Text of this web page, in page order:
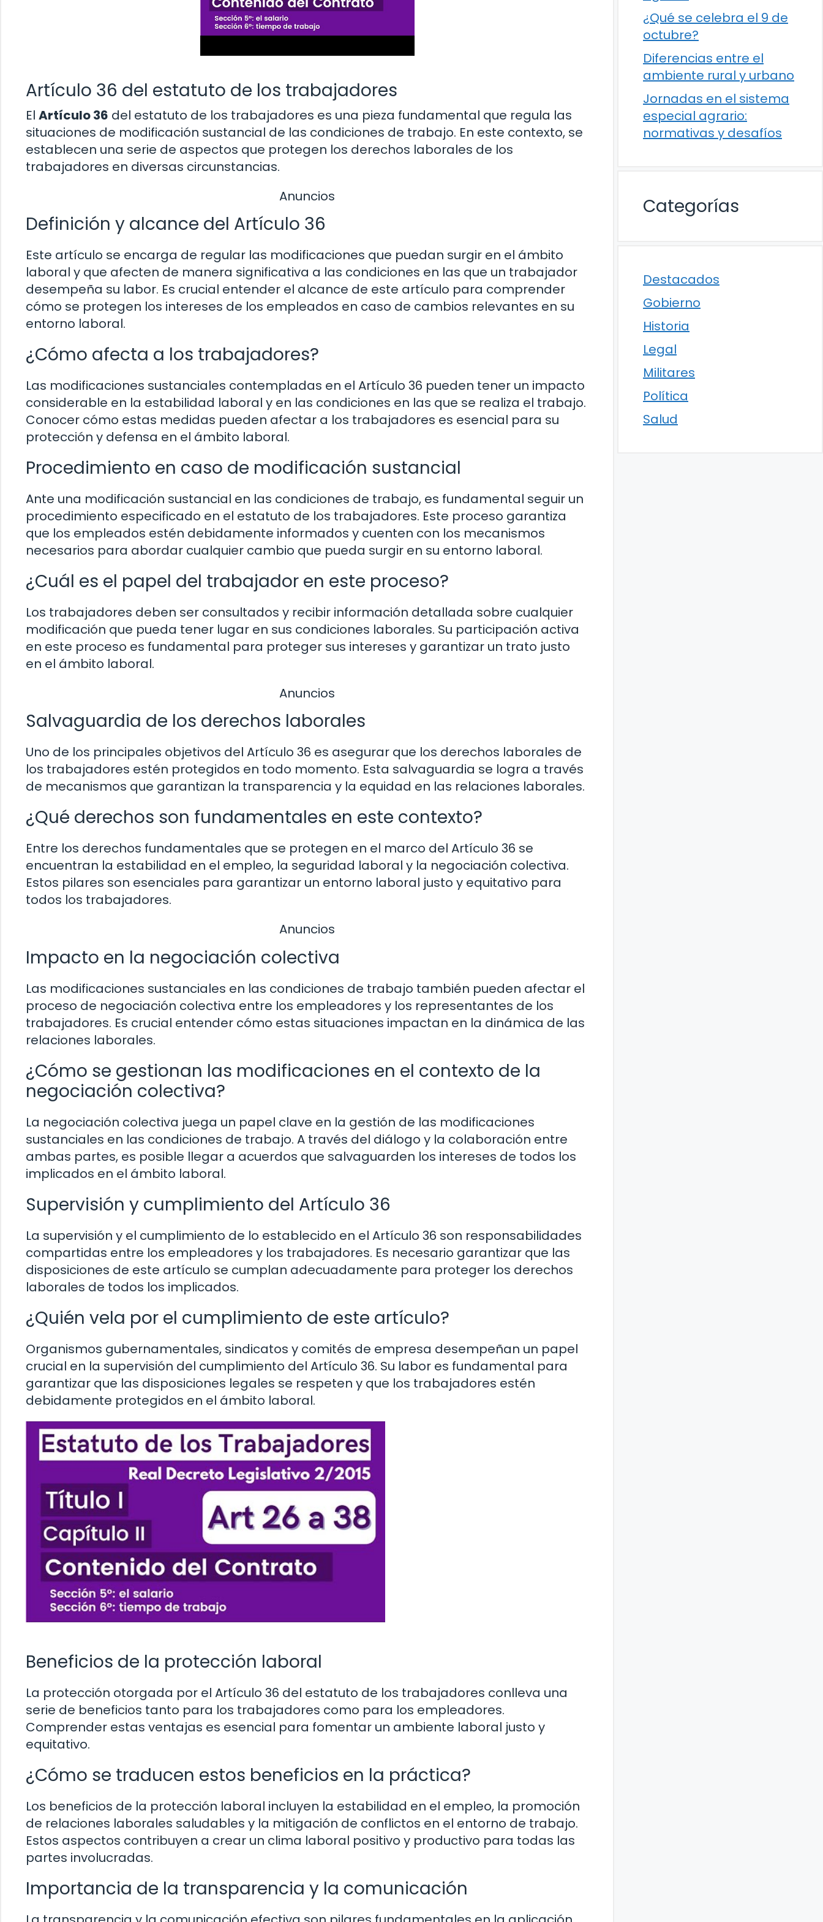
Artículo 36 del estatuto de los trabajadores
El Artículo 36 del estatuto de los trabajadores es una pieza fundamental que regula las
situaciones de modificación sustancial de las condiciones de trabajo. En este contexto, se
establecen una serie de aspectos que protegen los derechos laborales de los
trabajadores en diversas circunstancias.
Anuncios
Definición y alcance del Artículo 36
Este artículo se encarga de regular las modificaciones que puedan surgir en el ámbito
laboral y que afecten de manera significativa a las condiciones en las que un trabajador
desempeña su labor. Es crucial entender el alcance de este artículo para comprender
cómo se protegen los intereses de los empleados en caso de cambios relevantes en su
entorno laboral.
¿Cómo afecta a los trabajadores?
Las modificaciones sustanciales contempladas en el Artículo 36 pueden tener un impacto
considerable en la estabilidad laboral y en las condiciones en las que se realiza el trabajo.
Conocer cómo estas medidas pueden afectar a los trabajadores es esencial para su
protección y defensa en el ámbito laboral.
Procedimiento en caso de modificación sustancial
Ante una modificación sustancial en las condiciones de trabajo, es fundamental seguir un
procedimiento especificado en el estatuto de los trabajadores. Este proceso garantiza
que los empleados estén debidamente informados y cuenten con los mecanismos
necesarios para abordar cualquier cambio que pueda surgir en su entorno laboral.
¿Cuál es el papel del trabajador en este proceso?
Los trabajadores deben ser consultados y recibir información detallada sobre cualquier
modificación que pueda tener lugar en sus condiciones laborales. Su participación activa
en este proceso es fundamental para proteger sus intereses y garantizar un trato justo
en el ámbito laboral.
Anuncios
Salvaguardia de los derechos laborales
Uno de los principales objetivos del Artículo 36 es asegurar que los derechos laborales de
los trabajadores estén protegidos en todo momento. Esta salvaguardia se logra a través
de mecanismos que garantizan la transparencia y la equidad en las relaciones laborales.
¿Qué derechos son fundamentales en este contexto?
Entre los derechos fundamentales que se protegen en el marco del Artículo 36 se
encuentran la estabilidad en el empleo, la seguridad laboral y la negociación colectiva.
Estos pilares son esenciales para garantizar un entorno laboral justo y equitativo para
todos los trabajadores.
Anuncios
Impacto en la negociación colectiva
Las modificaciones sustanciales en las condiciones de trabajo también pueden afectar el
proceso de negociación colectiva entre los empleadores y los representantes de los
trabajadores. Es crucial entender cómo estas situaciones impactan en la dinámica de las
relaciones laborales.
¿Cómo se gestionan las modificaciones en el contexto de la
negociación colectiva?
La negociación colectiva juega un papel clave en la gestión de las modificaciones
sustanciales en las condiciones de trabajo. A través del diálogo y la colaboración entre
ambas partes, es posible llegar a acuerdos que salvaguarden los intereses de todos los
implicados en el ámbito laboral.
Supervisión y cumplimiento del Artículo 36
La supervisión y el cumplimiento de lo establecido en el Artículo 36 son responsabilidades
compartidas entre los empleadores y los trabajadores. Es necesario garantizar que las
disposiciones de este artículo se cumplan adecuadamente para proteger los derechos
laborales de todos los implicados.
¿Quién vela por el cumplimiento de este artículo?
Organismos gubernamentales, sindicatos y comités de empresa desempeñan un papel
crucial en la supervisión del cumplimiento del Artículo 36. Su labor es fundamental para
garantizar que las disposiciones legales se respeten y que los trabajadores estén
debidamente protegidos en el ámbito laboral.
Beneficios de la protección laboral
La protección otorgada por el Artículo 36 del estatuto de los trabajadores conlleva una
serie de beneficios tanto para los trabajadores como para los empleadores.
Comprender estas ventajas es esencial para fomentar un ambiente laboral justo y
equitativo.
¿Cómo se traducen estos beneficios en la práctica?
Los beneficios de la protección laboral incluyen la estabilidad en el empleo, la promoción
de relaciones laborales saludables y la mitigación de conflictos en el entorno de trabajo.
Estos aspectos contribuyen a crear un clima laboral positivo y productivo para todas las
partes involucradas.
Importancia de la transparencia y la comunicación
¿Qué se celebra el 9 de
octubre?
Diferencias entre el
ambiente rural y urbano
Jornadas en el sistema
especial agrario:
normativas y desafíos
Categorías
Destacados
Gobierno
Historia
Legal
Militares
Política
Salud